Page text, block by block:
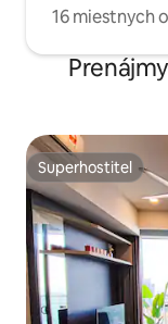
16 miestnych
Superhostiteľ
Superhostiteľ